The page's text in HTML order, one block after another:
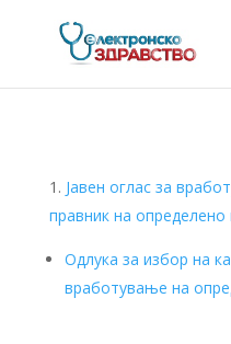
Јавен оглас за
правник на определено
Одлука за избор на
вработување на